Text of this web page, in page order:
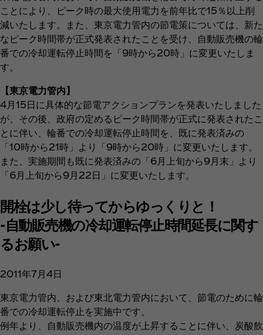
ことにより、ピーク時の最大使用電力を前年比で15％以上削
減いたします。また、東京電力管内の節電策については、新た
なピーク時間帯が正式発表されたことを受け、自動販売機の輪
番での冷却運転停止時間を「9時から20時」に変更いたしま
す。
【東京電力管内】
4月15日に具体的な節電アクションプランを発表いたしました
が、その後、政府の定めるピーク時間帯が正式に発表されたこ
とに伴い、輪番での冷却運転停止時間を、既に発表済みの
「10時から21時」より「9時から20時」に変更いたします。
また、実施期間も既に発表済みの「6月上旬から9月末」より
「6月上旬から9月22日」に変更いたします。
開栓は少し待ってからゆっくりと！
-自動販売機の冷却運転停止時間延長に関す
るお願い-
2011年7月4日
東京電力管内、および東北電力管内において、節電のために輪
番での冷却運転停止を実施中です。
例年より、自動販売機内の温度が上昇することに伴い、炭酸飲